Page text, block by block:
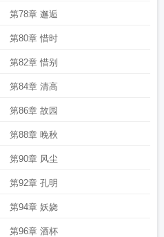
第78章 邂逅
第80章 惜时
第82章 惜别
第84章 清高
第86章 故园
第88章 晚秋
第90章 风尘
第92章 孔明
第94章 妖娆
第96章 酒杯